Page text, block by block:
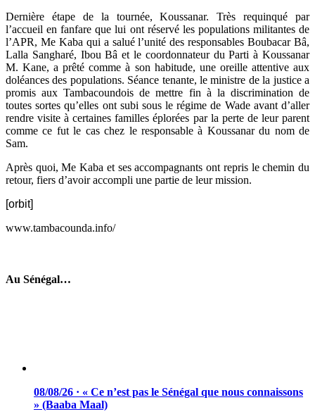
Dernière étape de la tournée, Koussanar. Très requinqué par
l’accueil en fanfare que lui ont réservé les populations militantes de
l’APR, Me Kaba qui a salué l’unité des responsables Boubacar Bâ,
Lalla Sangharé, Ibou Bâ et le coordonnateur du Parti à Koussanar
M. Kane, a prêté comme à son habitude, une oreille attentive aux
doléances des populations. Séance tenante, le ministre de la justice a
promis aux Tambacoundois de mettre fin à la discrimination de
toutes sortes qu’elles ont subi sous le régime de Wade avant d’aller
rendre visite à certaines familles éplorées par la perte de leur parent
comme ce fut le cas chez le responsable à Koussanar du nom de
Sam.
Après quoi, Me Kaba et ses accompagnants ont repris le chemin du
retour, fiers d’avoir accompli une partie de leur mission.
[orbit]
www.tambacounda.info/
Au Sénégal…
08/08/26 · « Ce n’est pas le Sénégal que nous connaissons
» (Baaba Maal)